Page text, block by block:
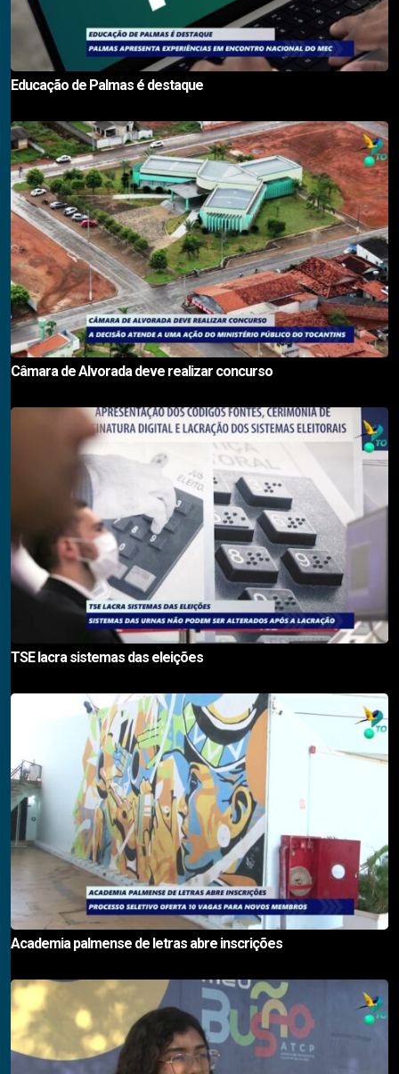
Educação de Palmas é destaque
Câmara de Alvorada deve realizar concurso
TSE lacra sistemas das eleições
Academia palmense de letras abre inscrições